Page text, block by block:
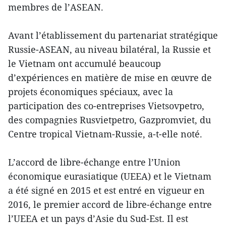
membres de l’ASEAN.
Avant l’établissement du partenariat stratégique
Russie-ASEAN, au niveau bilatéral, la Russie et
le Vietnam ont accumulé beaucoup
d’expériences en matière de mise en œuvre de
projets économiques spéciaux, avec la
participation des co-entreprises Vietsovpetro,
des compagnies Rusvietpetro, Gazpromviet, du
Centre tropical Vietnam-Russie, a-t-elle noté.
L’accord de libre-échange entre l’Union
économique eurasiatique (UEEA) et le Vietnam
a été signé en 2015 et est entré en vigueur en
2016, le premier accord de libre-échange entre
l’UEEA et un pays d’Asie du Sud-Est. Il est